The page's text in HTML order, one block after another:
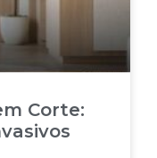
Corte: